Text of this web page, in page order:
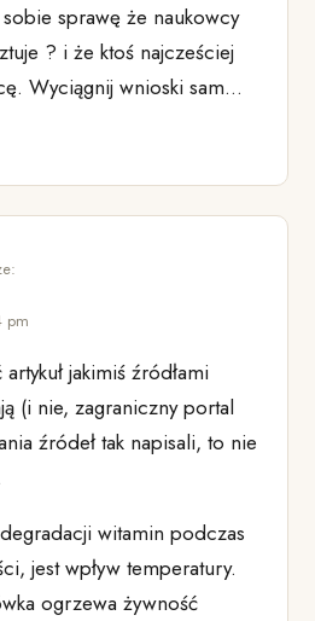
sprawę że naukowcy
? i że ktoś najcześciej
Wyciągnij wnioski sam…
pm
jakimiś źródłami
(i nie, zagraniczny portal
źródeł tak napisali, to nie
witamin podczas
jest wpływ temperatury.
ogrzewa żywność